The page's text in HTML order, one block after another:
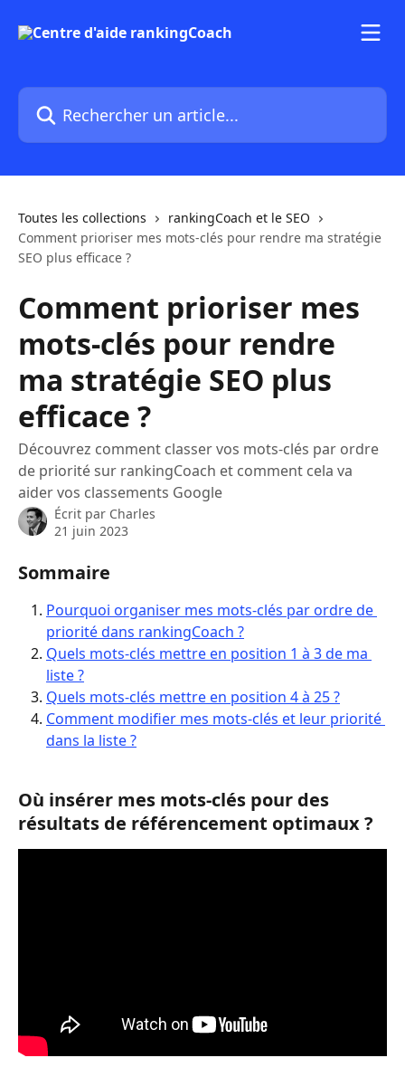
Rechercher un article...
Toutes les collections
rankingCoach et le SEO
Comment prioriser mes mots-clés pour rendre ma stratégie
SEO plus efficace ?
Comment prioriser mes
mots-clés pour rendre
ma stratégie SEO plus
efficace ?
Découvrez comment classer vos mots-clés par ordre
de priorité sur rankingCoach et comment cela va
aider vos classements Google
Écrit par Charles
21 juin 2023
Sommaire
Pourquoi organiser mes mots-clés par ordre de
priorité dans rankingCoach ?
Quels mots-clés mettre en position 1 à 3 de ma
liste ?
Quels mots-clés mettre en position 4 à 25 ?
Comment modifier mes mots-clés et leur priorité
dans la liste ?
Où insérer mes mots-clés pour des
résultats de référencement optimaux ?